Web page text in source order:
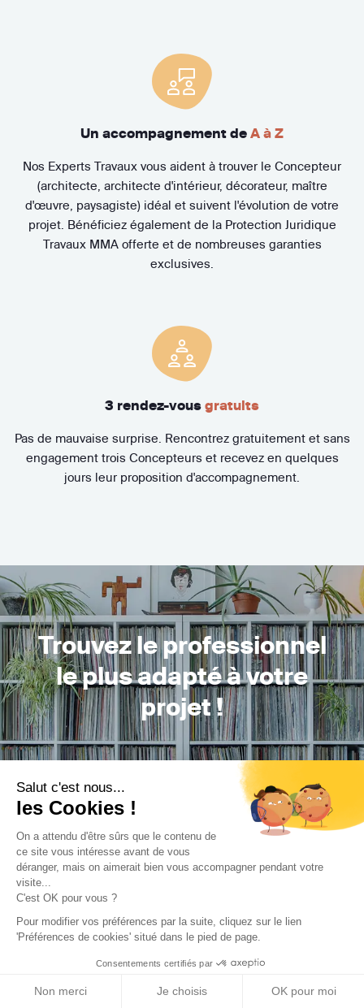
Salut c'est nous...
les Cookies !
On a attendu d'être sûrs que le contenu de
ce site vous intéresse avant de vous
déranger, mais on aimerait bien vous accompagner pendant votre
visite...
C'est OK pour vous ?
Pour modifier vos préférences par la suite, cliquez sur le lien
'Préférences de cookies' situé dans le pied de page.
Consentements certifiés par
Non merci Je choisis OK pour moi
Un accompagnement de A à Z
Nos Experts Travaux vous aident à trouver le Concepteur
(architecte, architecte d'intérieur, décorateur, maître
d'œuvre, paysagiste) idéal et suivent l'évolution de votre
projet. Bénéficiez également de la Protection Juridique
Travaux MMA offerte et de nombreuses garanties
exclusives.
3 rendez-vous gratuits
Pas de mauvaise surprise. Rencontrez gratuitement et sans
engagement trois Concepteurs et recevez en quelques
jours leur proposition d'accompagnement.
Trouvez le professionnel
le plus adapté à votre
projet !
Trouver mon Concepteur
Trouver une réalisation Aménagement intérieur/
Restaurant /Starbucks Bercy